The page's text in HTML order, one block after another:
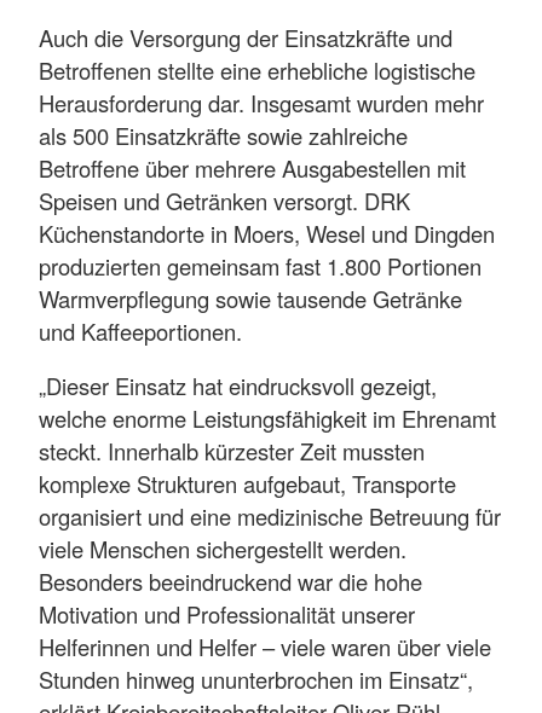
Auch die Versorgung der Einsatzkräfte und
Betroffenen stellte eine erhebliche logistische
Herausforderung dar. Insgesamt wurden mehr
als 500 Einsatzkräfte sowie zahlreiche
Betroffene über mehrere Ausgabestellen mit
Speisen und Getränken versorgt. DRK
Küchenstandorte in Moers, Wesel und Dingden
produzierten gemeinsam fast 1.800 Portionen
Warmverpflegung sowie tausende Getränke
und Kaffeeportionen.
„Dieser Einsatz hat eindrucksvoll gezeigt,
welche enorme Leistungsfähigkeit im Ehrenamt
steckt. Innerhalb kürzester Zeit mussten
komplexe Strukturen aufgebaut, Transporte
organisiert und eine medizinische Betreuung für
viele Menschen sichergestellt werden.
Besonders beeindruckend war die hohe
Motivation und Professionalität unserer
Helferinnen und Helfer – viele waren über viele
Stunden hinweg ununterbrochen im Einsatz“,